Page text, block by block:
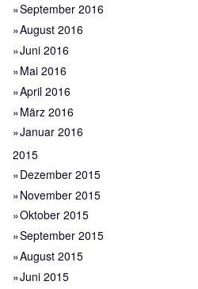
September 2016
August 2016
Juni 2016
Mai 2016
April 2016
März 2016
Januar 2016
2015
Dezember 2015
November 2015
Oktober 2015
September 2015
August 2015
Juni 2015